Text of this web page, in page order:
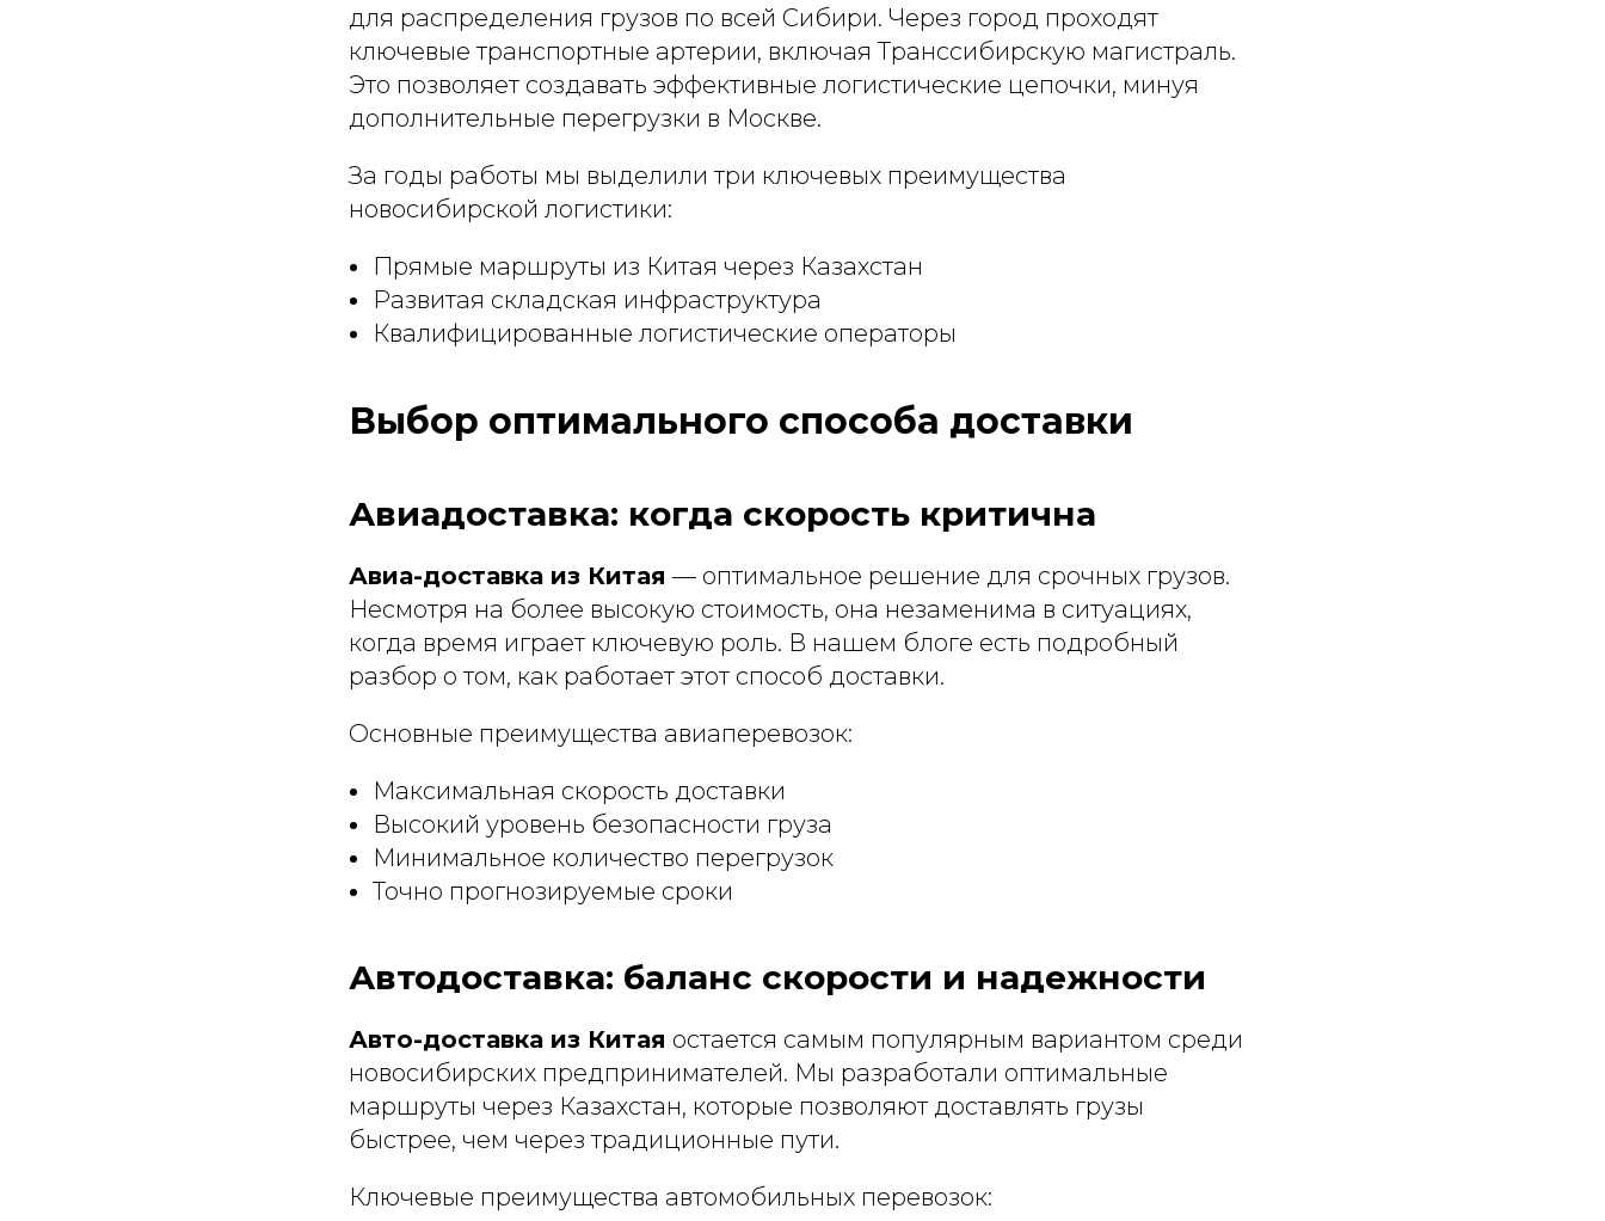
для распределения грузов по всей Сибири. Через город проходят
ключевые транспортные артерии, включая Транссибирскую магистраль.
Это позволяет создавать эффективные логистические цепочки, минуя
дополнительные перегрузки в Москве.
За годы работы мы выделили три ключевых преимущества
новосибирской логистики:
Прямые маршруты из Китая через Казахстан
Развитая складская инфраструктура
Квалифицированные логистические операторы
Выбор оптимального способа доставки
Авиадоставка: когда скорость критична
Авиа-доставка из Китая — оптимальное решение для срочных грузов.
Несмотря на более высокую стоимость, она незаменима в ситуациях,
когда время играет ключевую роль. В нашем блоге есть подробный
разбор о том, как работает этот способ доставки.
Основные преимущества авиаперевозок:
Максимальная скорость доставки
Высокий уровень безопасности груза
Минимальное количество перегрузок
Точно прогнозируемые сроки
Автодоставка: баланс скорости и надежности
Авто-доставка из Китая остается самым популярным вариантом среди
новосибирских предпринимателей. Мы разработали оптимальные
маршруты через Казахстан, которые позволяют доставлять грузы
быстрее, чем через традиционные пути.
Ключевые преимущества автомобильных перевозок: